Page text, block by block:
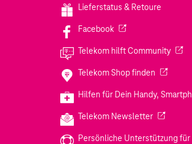
Lieferstatus & Retoure
Facebook(Wird in einem neuen
Telekom hilft Community(Wird
Telekom Shop finden (Wird in
Hilfen für Dein Handy,
Telekom Newsletter(Wird in
Persönliche Unterstützung für